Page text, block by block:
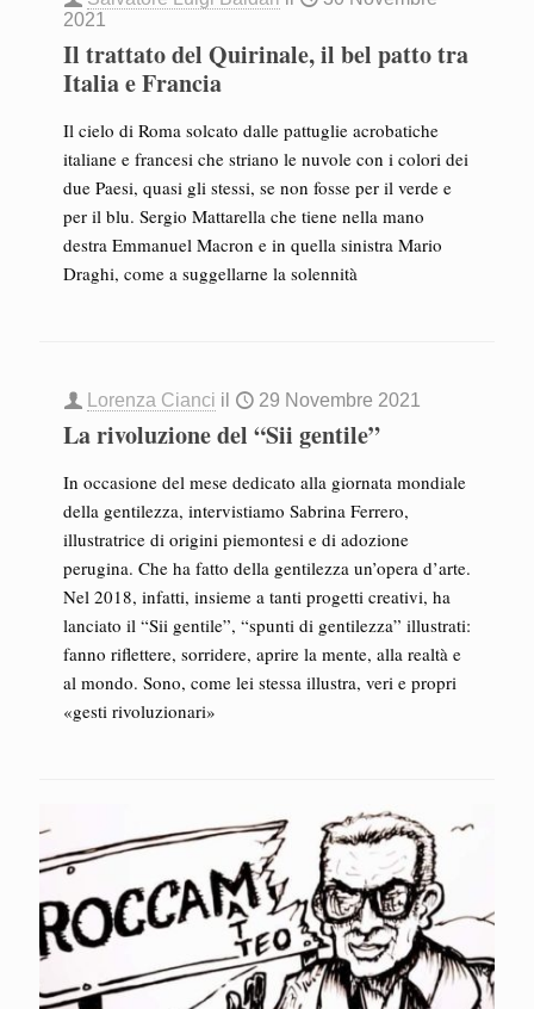
2021
Il trattato del Quirinale, il bel patto tra
Italia e Francia
Il cielo di Roma solcato dalle pattuglie acrobatiche
italiane e francesi che striano le nuvole con i colori dei
due Paesi, quasi gli stessi, se non fosse per il verde e
per il blu. Sergio Mattarella che tiene nella mano
destra Emmanuel Macron e in quella sinistra Mario
Draghi, come a suggellarne la solennità
Lorenza Cianci il 29 Novembre 2021
La rivoluzione del “Sii gentile”
In occasione del mese dedicato alla giornata mondiale
della gentilezza, intervistiamo Sabrina Ferrero,
illustratrice di origini piemontesi e di adozione
perugina. Che ha fatto della gentilezza un’opera d’arte.
Nel 2018, infatti, insieme a tanti progetti creativi, ha
lanciato il “Sii gentile”, “spunti di gentilezza” illustrati:
fanno riflettere, sorridere, aprire la mente, alla realtà e
al mondo. Sono, come lei stessa illustra, veri e propri
«gesti rivoluzionari»